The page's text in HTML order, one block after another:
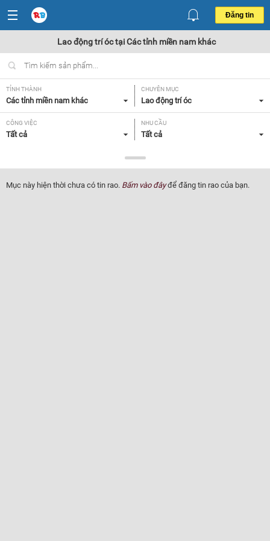
Đăng tin
Lao động trí óc tại Các tỉnh miền nam khác
TỈNH THÀNH
Các tỉnh miền nam khác
CHUYÊN MỤC
Lao động trí óc
CÔNG VIỆC
Tất cả
NHU CẦU
Tất cả
Tất cả
Mục này hiện thời chưa có tin rao. Bấm vào đâyđể đăng tin rao của bạn.